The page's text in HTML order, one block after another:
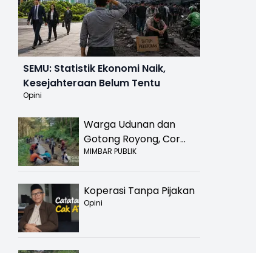
SEMU: Statistik Ekonomi Naik,
Kesejahteraan Belum Tentu
Opini
Warga Udunan dan
Gotong Royong, Cor
Jalan Hancur di
MIMBAR PUBLIK
Koperasi Tanpa Pijakan
Opini